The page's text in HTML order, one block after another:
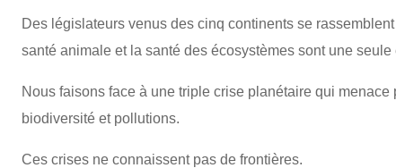
Des législateurs venus des cinq continents se
santé animale et la santé des écosystèmes sont une seule
Nous faisons face à une triple crise planétaire qui
biodiversité et pollutions.
Ces crises ne connaissent pas de frontières.